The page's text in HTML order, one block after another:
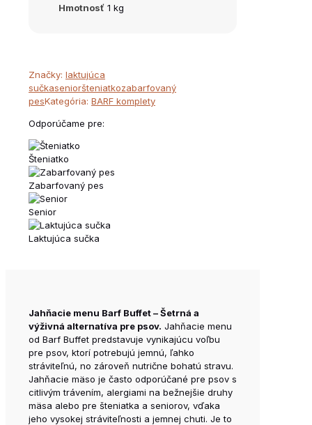
Hmotnosť 1 kg
Značky: laktujúca
sučkasenioršteniatkozabarfovaný
pesKategória: BARF komplety
Odporúčame pre:
Šteniatko
Zabarfovaný pes
Senior
Laktujúca sučka
Jahňacie menu Barf Buffet – Šetrná a
výživná alternatíva pre psov. Jahňacie menu
od Barf Buffet predstavuje vynikajúcu voľbu
pre psov, ktorí potrebujú jemnú, ľahko
stráviteľnú, no zároveň nutrične bohatú stravu.
Jahňacie mäso je často odporúčané pre psov s
citlivým trávením, alergiami na bežnejšie druhy
mäsa alebo pre šteniatka a seniorov, vďaka
jeho vysokej stráviteľnosti a jemnej chuti. Je to